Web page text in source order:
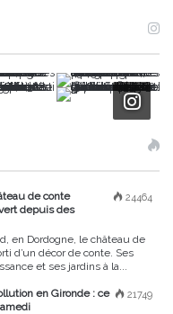
24464
de conte
depuis des
en Dordogne, le château de
d’un décor de conte. Ses
et ses jardins à la...
21749
en Gironde : ce